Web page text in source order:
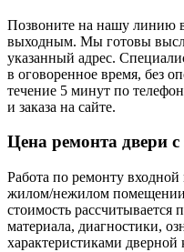
Позвоните на нашу линию
выходным. Мы готовы
указанный адрес.
в оговоренное время, без
течение 5 минут по
и заказа на сайте.
Цена ремонта двери
Работа по ремонту
жилом/нежилом помещении
стоимость рассчитывается
материала, диагностики,
характеристиками дверной